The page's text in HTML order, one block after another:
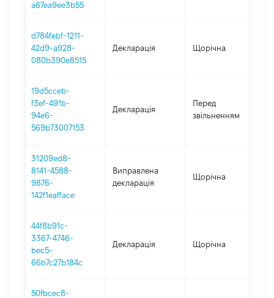
a67ea9ee3b55
d784febf-1211-
42d9-a928-
080b390e8515
Декларація Щорічна
19d5cceb-
f3ef-491b-
94e6-
569b73007153
Декларація
Перед
звільненням
31209ed8-
8141-4588-
9876-
142f1eafface
Виправлена
декларація
Щорічна
44f8b91c-
3367-4746-
bec5-
66b7c27b184c
Декларація Щорічна
50fbcec8-